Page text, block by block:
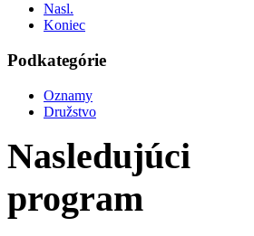
Nasl.
Koniec
Podkategórie
Oznamy
Družstvo
Nasledujúci
program